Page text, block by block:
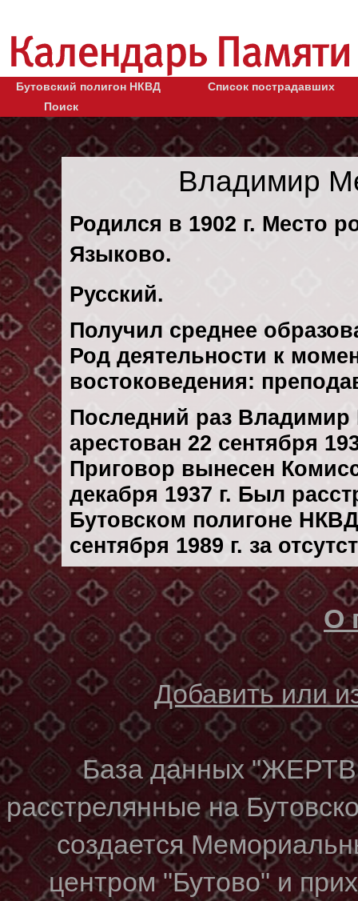
Бутовский полигон НКВД
Список пострадавших
Поиск
Владимир
Родился в 1902 г. Место
Языково.
Русский.
Получил среднее
Род деятельности к
востоковедения:
Последний раз
арестован 22 сентября
Приговор вынесен
декaбря 1937 г. Был
Бутовском полигоне
сентября 1989 г. за
О
Добавить или
База данных
расстрелянные на
создается
центром "Бутово" и